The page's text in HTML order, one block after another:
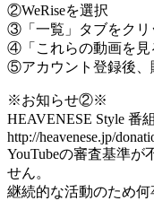
②WeRiseを選択
③「一覧」タブをクリ
④「これらの動画を見
⑤アカウント登録後、
※お知らせ②※
HEAVENESE Style 番
http://heavenese.jp/
YouTubeの審査基準が
せん。
継続的な活動のため